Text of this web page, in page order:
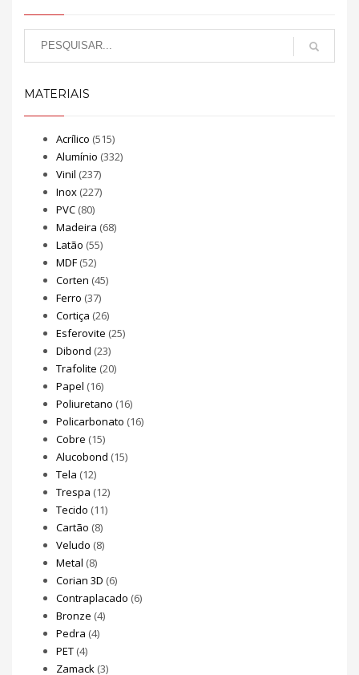
MATERIAIS
Acrílico (515)
Alumínio (332)
Vinil (237)
Inox (227)
PVC (80)
Madeira (68)
Latão (55)
MDF (52)
Corten (45)
Ferro (37)
Cortiça (26)
Esferovite (25)
Dibond (23)
Trafolite (20)
Papel (16)
Poliuretano (16)
Policarbonato (16)
Cobre (15)
Alucobond (15)
Tela (12)
Trespa (12)
Tecido (11)
Cartão (8)
Veludo (8)
Metal (8)
Corian 3D (6)
Contraplacado (6)
Bronze (4)
Pedra (4)
PET (4)
Zamack (3)